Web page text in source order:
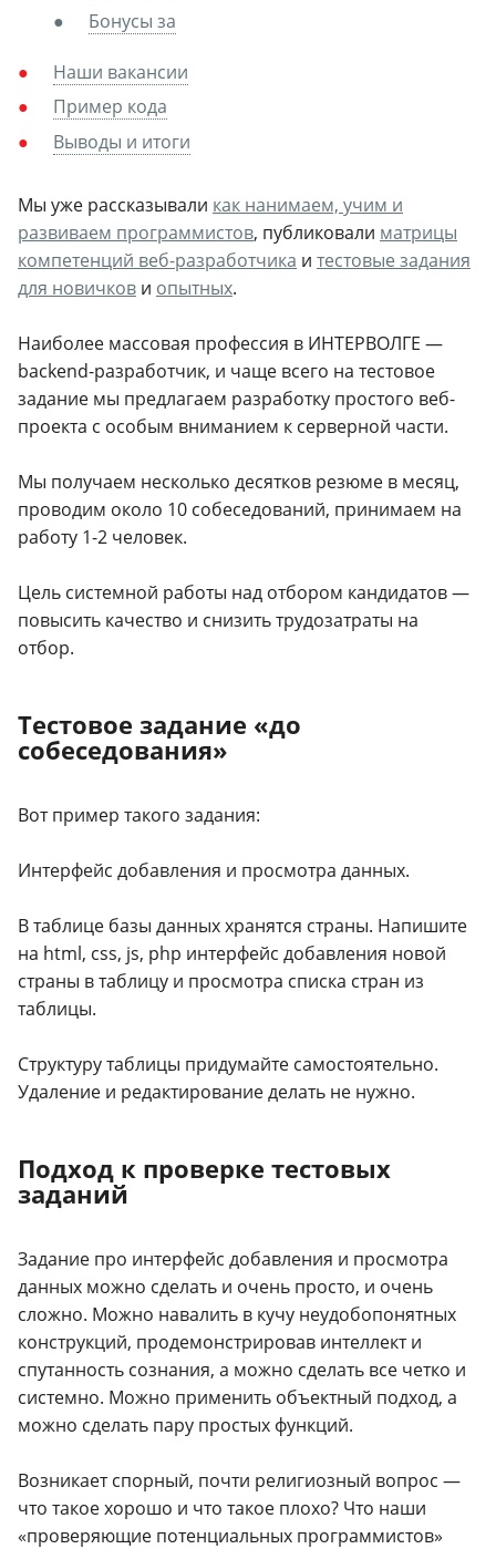
Бонусы за
Наши вакансии
Пример кода
Выводы и итоги
Мы уже рассказывали как нанимаем, учим и
развиваем программистов, публиковали матрицы
компетенций веб-разработчика и тестовые задания
для новичков и опытных.
Наиболее массовая профессия в ИНТЕРВОЛГЕ —
backend-разработчик, и чаще всего на тестовое
задание мы предлагаем разработку простого веб-
проекта с особым вниманием к серверной части.
Мы получаем несколько десятков резюме в месяц,
проводим около 10 собеседований, принимаем на
работу 1-2 человек.
Цель системной работы над отбором кандидатов —
повысить качество и снизить трудозатраты на
отбор.
Тестовое задание «до
собеседования»
Вот пример такого задания:
Интерфейс добавления и просмотра данных.
В таблице базы данных хранятся страны. Напишите
на html, css, js, php интерфейс добавления новой
страны в таблицу и просмотра списка стран из
таблицы.
Структуру таблицы придумайте самостоятельно.
Удаление и редактирование делать не нужно.
Подход к проверке тестовых
заданий
Задание про интерфейс добавления и просмотра
данных можно сделать и очень просто, и очень
сложно. Можно навалить в кучу неудобопонятных
конструкций, продемонстрировав интеллект и
спутанность сознания, а можно сделать все четко и
системно. Можно применить объектный подход, а
можно сделать пару простых функций.
Возникает спорный, почти религиозный вопрос —
что такое хорошо и что такое плохо? Что наши
«проверяющие потенциальных программистов»